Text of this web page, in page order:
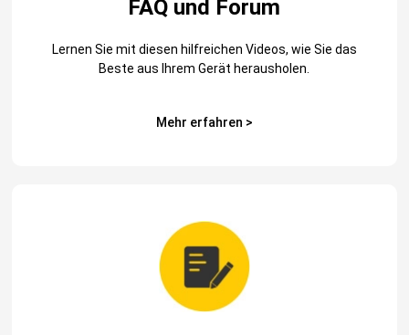
FAQ und Forum
Lernen Sie mit diesen hilfreichen Videos, wie Sie das
Beste aus Ihrem Gerät herausholen.
Mehr erfahren >